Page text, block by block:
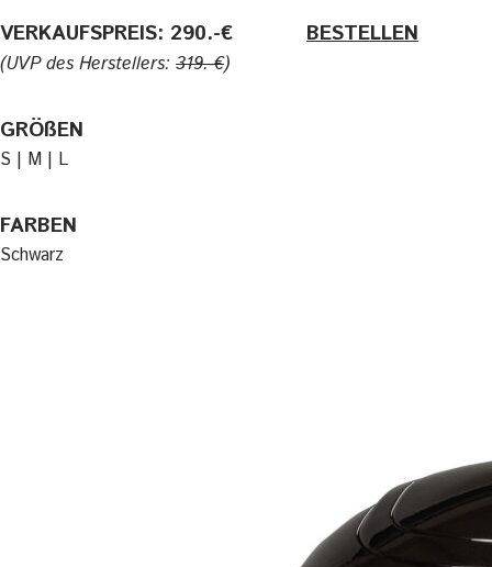
VERKAUFSPREIS: 290.-€ BESTELLEN
(UVP des Herstellers: 319.-€)
GRÖßEN
S | M | L
FARBEN
Schwarz